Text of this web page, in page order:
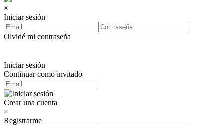
×
Iniciar sesión
Olvidé mi contraseña
Iniciar sesión
Continuar como invitado
Crear una cuenta
×
Registrarme